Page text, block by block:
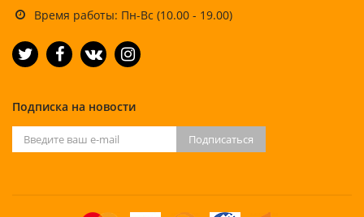
Время работы: Пн-Вс (10.00 - 19.00)
Подписка на новости
Подписаться